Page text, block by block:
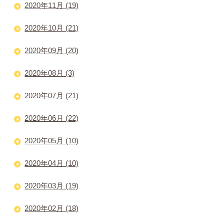
2020年11月 (19)
2020年10月 (21)
2020年09月 (20)
2020年08月 (3)
2020年07月 (21)
2020年06月 (22)
2020年05月 (10)
2020年04月 (10)
2020年03月 (19)
2020年02月 (18)